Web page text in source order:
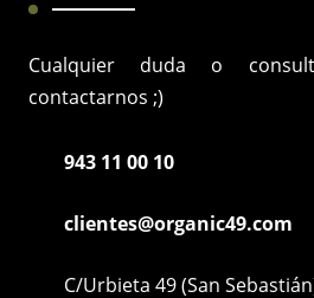
Cualquier duda o
contactarnos ;)
943 11 00 10
clientes@organic49.com
C/Urbieta 49 (San